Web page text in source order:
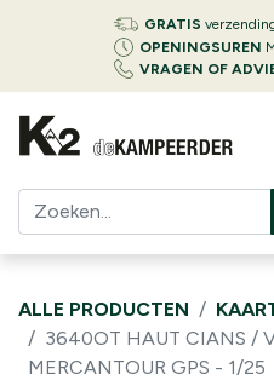
GRATIS
OPENINGSUREN
VRAGEN OF
ALLE PRODUCTEN
3640OT HAUT CIANS /
MERCANTOUR GPS - 1/25